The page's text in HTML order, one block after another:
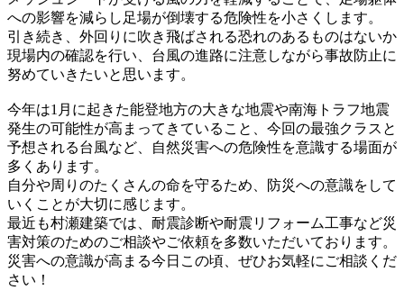
への影響を減らし足場が倒壊する危険性を小さくします。
引き続き、外回りに吹き飛ばされる恐れのあるものはないか
現場内の確認を行い、台風の進路に注意しながら事故防止に
努めていきたいと思います。
今年は1月に起きた能登地方の大きな地震や南海トラフ地震
発生の可能性が高まってきていること、今回の最強クラスと
予想される台風など、自然災害への危険性を意識する場面が
多くあります。
自分や周りのたくさんの命を守るため、防災への意識をして
いくことが大切に感じます。
最近も村瀬建築では、耐震診断や耐震リフォーム工事など災
害対策のためのご相談やご依頼を多数いただいております。
災害への意識が高まる今日この頃、ぜひお気軽にご相談くだ
さい！